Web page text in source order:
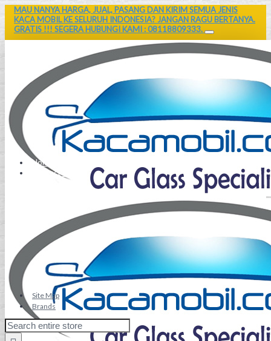
MAU NANYA HARGA, JUAL, PASANG DAN KIRIM SEMUA JENIS
KACA MOBIL KE SELURUH INDONESIA? JANGAN RAGU BERTANYA.
GRATIS !!! SEGERA HUBUNGI KAMI : 08118809333.
Home
Contact Us
Site Map
Brands